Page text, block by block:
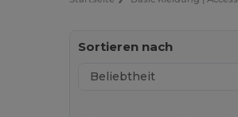
Sortieren nach